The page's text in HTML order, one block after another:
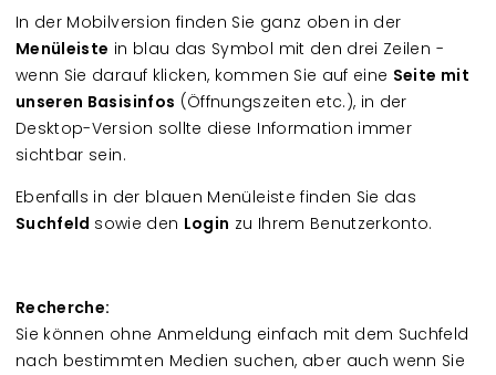
In der Mobilversion finden Sie ganz oben in der
Menüleiste in blau das Symbol mit den drei Zeilen -
wenn Sie darauf klicken, kommen Sie auf eine Seite mit
unseren Basisinfos (Öffnungszeiten etc.), in der
Desktop-Version sollte diese Information immer
sichtbar sein.
Ebenfalls in der blauen Menüleiste finden Sie das
Suchfeld sowie den Login zu Ihrem Benutzerkonto.
Recherche:
Sie können ohne Anmeldung einfach mit dem Suchfeld
nach bestimmten Medien suchen, aber auch wenn Sie